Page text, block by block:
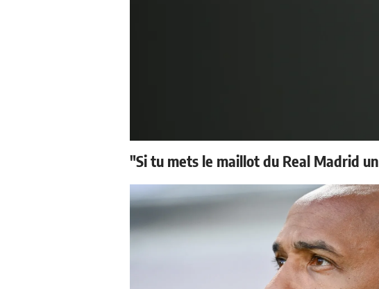
"Si tu mets le maillot du Real Madrid